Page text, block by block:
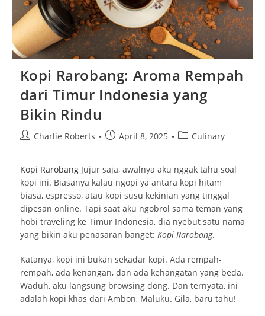
Kopi Rarobang: Aroma Rempah
dari Timur Indonesia yang
Bikin Rindu
PostCharlie Roberts
PostApril 8, 2025
PostCulinary
Kopi RarobangJujur saja, awalnya aku nggak tahu soal
kopi ini. Biasanya kalau ngopi ya antara kopi hitam
biasa, espresso, atau kopi susu kekinian yang tinggal
dipesan online. Tapi saat aku ngobrol sama teman yang
hobi traveling ke Timur Indonesia, dia nyebut satu nama
yang bikin aku penasaran banget: Kopi Rarobang.
Katanya, kopi ini bukan sekadar kopi. Ada rempah-
rempah, ada kenangan, dan ada kehangatan yang beda.
Waduh, aku langsung browsing dong. Dan ternyata, ini
adalah kopi khas dari Ambon, Maluku. Gila, baru tahu!